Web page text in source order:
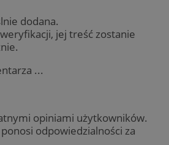
dodana.
jej treść zostanie
...
opiniami użytkowników.
odpowiedzialności za